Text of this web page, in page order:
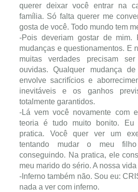
querer deixar você entrar na
família. Só falta querer me
gosta de você. Todo mundo tem
-Pois deveriam gostar de mim.
mudanças e questionamentos. E
muitas verdades precisam
ouvidas. Qualquer mudança de
envolve sacrifícios e
inevitáveis e os ganhos
totalmente garantidos.
-Lá vem você novamente com
teoria é tudo muito bonito.
pratica. Você quer ver um
tentando mudar o meu
conseguindo. Na pratica, ele
meu marido do sério. A nossa
-Inferno também não. Sou eu:
nada a ver com inferno.